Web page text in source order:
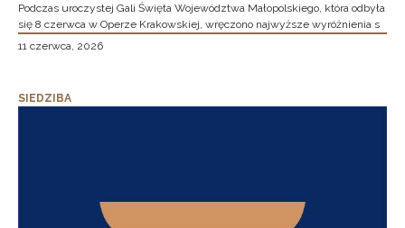
Podczas uroczystej Gali Święta Województwa Małopolskiego, która odbyła
się 8 czerwca w Operze Krakowskiej, wręczono najwyższe wyróżnienia s
11 czerwca, 2026
SIEDZIBA